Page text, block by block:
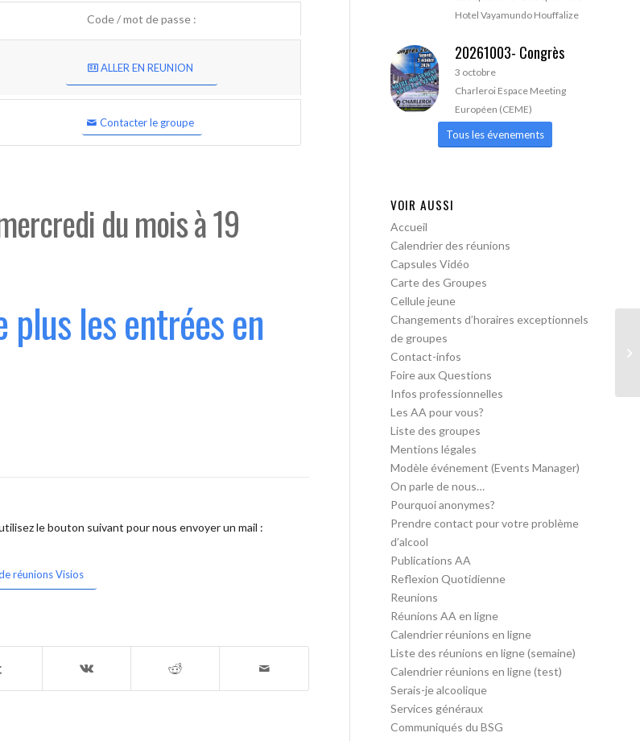
Code / mot de passe :
ALLER EN REUNION
Contacter le groupe
du mois à 19
plus les entrées en
le bouton suivant pour nous envoyer un mail :
réunions Visios
Hotel Vayamundo Houffalize
20261003- Congrès
3 octobre
Charleroi Espace Meeting
Européen (CEME)
Tous les évenements
VOIR AUSSI
Accueil
Calendrier des réunions
Capsules Vidéo
Carte des Groupes
Cellule jeune
Changements d’horaires exceptionnels
de groupes
Contact-infos
Foire aux Questions
Infos professionnelles
Les AA pour vous?
Liste des groupes
Mentions légales
Modèle événement (Events Manager)
On parle de nous…
Pourquoi anonymes?
Prendre contact pour votre problème
d’alcool
Publications AA
Reflexion Quotidienne
Reunions
Réunions AA en ligne
Calendrier réunions en ligne
Liste des réunions en ligne (semaine)
Calendrier réunions en ligne (test)
Serais-je alcoolique
Services généraux
Communiqués du BSG